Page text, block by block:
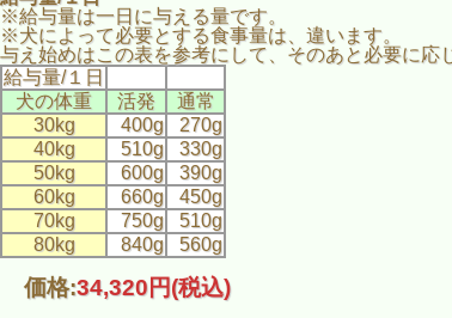
※給与量は一日に与える量です。
※犬によって必要とする食事量は、違います。
与え始めはこの表を参考にして、そのあと必要に応
給与量/１日
犬の体重
活発
通常
30kg
400g
270g
40kg
510g
330g
50kg
600g
390g
60kg
660g
450g
70kg
750g
510g
80kg
840g 560g
価格:34,320円(税込)